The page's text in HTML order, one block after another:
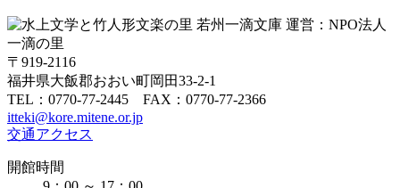
〒919-2116
福井県大飯郡おおい町岡田33-2-1
TEL：0770-77-2445 FAX：0770-77-2366
itteki@kore.mitene.or.jp
交通アクセス
開館時間